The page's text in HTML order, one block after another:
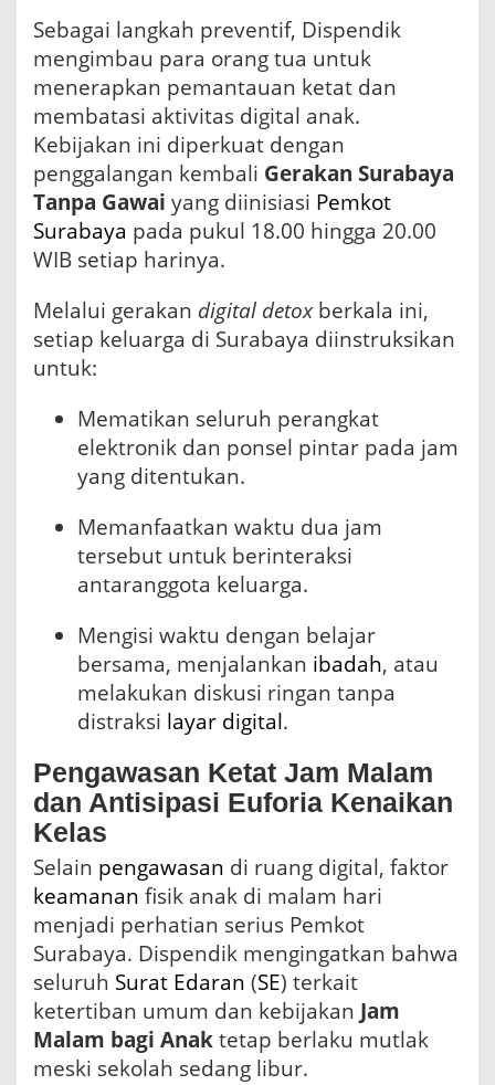
Sebagai langkah preventif, Dispendik
mengimbau para orang tua untuk
menerapkan pemantauan ketat dan
membatasi aktivitas digital anak.
Kebijakan ini diperkuat dengan
penggalangan kembali Gerakan Surabaya
Tanpa Gawai yang diinisiasi Pemkot
Surabaya pada pukul 18.00 hingga 20.00
WIB setiap harinya.
Melalui gerakan digital detoxberkala ini,
setiap keluarga di Surabaya diinstruksikan
untuk:
Mematikan seluruh perangkat
elektronik dan ponsel pintar pada jam
yang ditentukan.
Memanfaatkan waktu dua jam
tersebut untuk berinteraksi
antaranggota keluarga.
Mengisi waktu dengan belajar
bersama, menjalankan ibadah, atau
melakukan diskusi ringan tanpa
distraksi layar digital.
Pengawasan Ketat Jam Malam
dan Antisipasi Euforia Kenaikan
Kelas
Selain pengawasan di ruang digital, faktor
keamanan fisik anak di malam hari
menjadi perhatian serius Pemkot
Surabaya. Dispendik mengingatkan bahwa
seluruh Surat Edaran (SE) terkait
ketertiban umum dan kebijakan Jam
Malam bagi Anaktetap berlaku mutlak
meski sekolah sedang libur.